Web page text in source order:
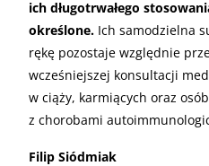
ich długotrwałego
określone. Ich samodzielna
rękę pozostaje względnie
wcześniejszej konsultacji
w ciąży, karmiących oraz osób
z chorobami
Filip Siódmiak